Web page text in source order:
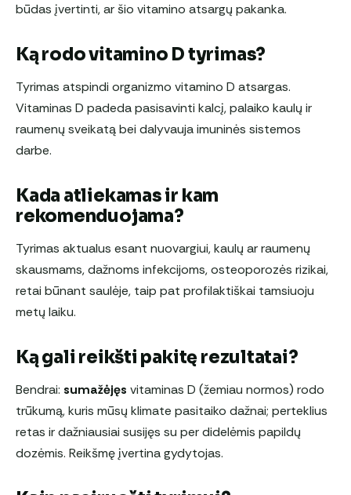
būdas įvertinti, ar šio vitamino atsargų pakanka.
Ką rodo vitamino D tyrimas?
Tyrimas atspindi organizmo vitamino D atsargas.
Vitaminas D padeda pasisavinti kalcį, palaiko kaulų ir
raumenų sveikatą bei dalyvauja imuninės sistemos
darbe.
Kada atliekamas ir kam
rekomenduojama?
Tyrimas aktualus esant nuovargiui, kaulų ar raumenų
skausmams, dažnoms infekcijoms, osteoporozės rizikai,
retai būnant saulėje, taip pat profilaktiškai tamsiuoju
metų laiku.
Ką gali reikšti pakitę rezultatai?
Bendrai: sumažėjęs vitaminas D (žemiau normos) rodo
trūkumą, kuris mūsų klimate pasitaiko dažnai; perteklius
retas ir dažniausiai susijęs su per didelėmis papildų
dozėmis. Reikšmę įvertina gydytojas.